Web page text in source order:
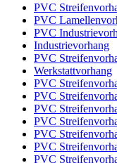
PVC
PVC
PVC
Industrievorhang
PVC
Werkstattvorhang
PVC
PVC
PVC
PVC
PVC
PVC
PVC